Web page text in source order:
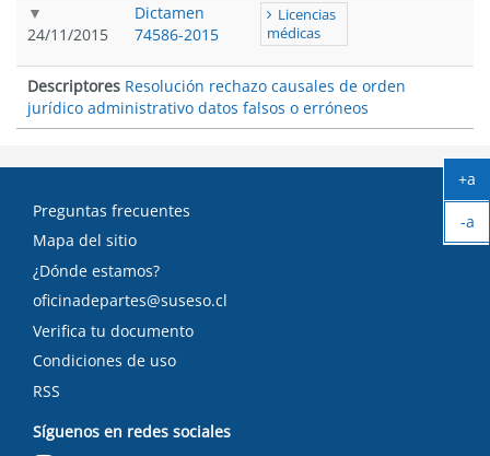
24/11/2015
Dictamen
74586-2015
Licencias
médicas
Descriptores Resolución rechazo causales de orden
jurídico administrativo datos falsos o erróneos
Preguntas frecuentes
Mapa del sitio
¿Dónde estamos?
oficinadepartes@suseso.cl
Verifica tu documento
Condiciones de uso
RSS
Síguenos en redes sociales
+a
-a